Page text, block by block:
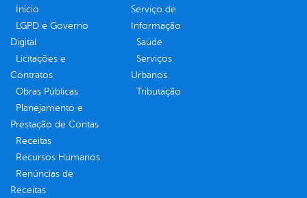
Inicio
LGPD e Governo
Digital
Licitações e
Contratos
Obras Públicas
Planejamento e
Prestação de Contas
Receitas
Recursos Humanos
Renúncias de
Receitas
Serviço de
Informação
Saúde
Serviços
Urbanos
Tributação